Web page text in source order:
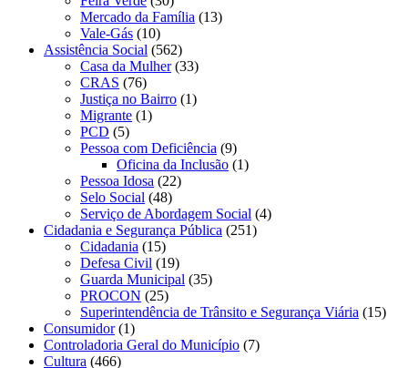
Mercado da Família (13)
Vale-Gás (10)
Assistência Social (562)
Casa da Mulher(33)
CRAS (76)
Justiça no Bairro (1)
Migrante (1)
PCD (5)
Pessoa com Deficiência (9)
Oficina da Inclusão (1)
Pessoa Idosa (22)
Selo Social (48)
Serviço de Abordagem Social (4)
Cidadania e Segurança Pública (251)
Cidadania (15)
Defesa Civil (19)
Guarda Municipal (35)
PROCON (25)
Superintendência de Trânsito e Segurança Viária (15)
Consumidor(1)
Controladoria Geral do Município (7)
Cultura (466)